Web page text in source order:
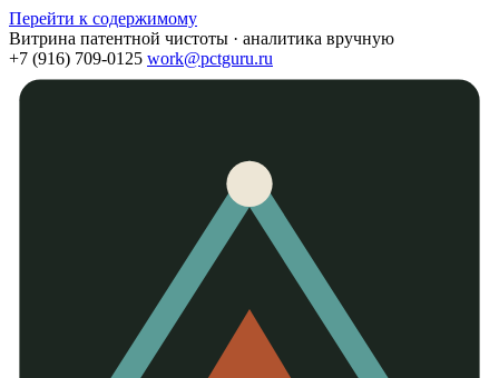
Перейти к содержимому
Витрина патентной чистоты · аналитика вручную
+7 (916) 709-0125 work@pctguru.ru